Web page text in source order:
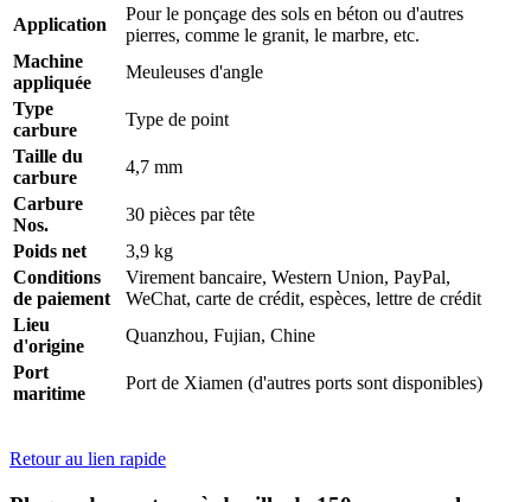
Application
Pour le ponçage des sols en béton ou d'autres
pierres, comme le granit, le marbre, etc.
Machine
appliquée
Meuleuses d'angle
Type
carbure
Type de point
Taille du
carbure
4,7 mm
Carbure
Nos.
30 pièces par tête
Poids net
3,9 kg
Conditions
de paiement
Virement bancaire, Western Union, PayPal,
WeChat, carte de crédit, espèces, lettre de crédit
Lieu
d'origine
Quanzhou, Fujian, Chine
Port
maritime
Port de Xiamen (d'autres ports sont disponibles)
Retour au lien rapide